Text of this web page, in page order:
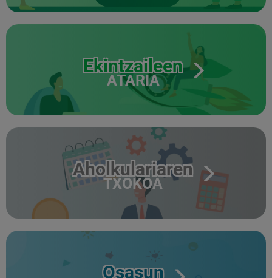
Ekintzaileen
ATARIA
Aholkulariaren
TXOKOA
Osasun